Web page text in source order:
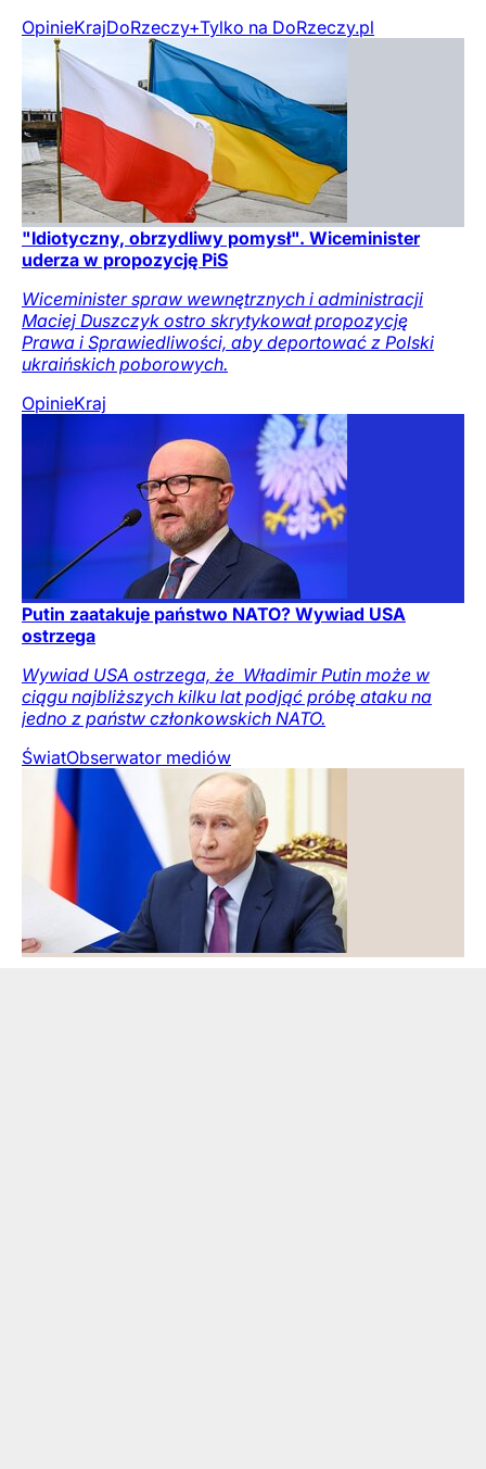
OpinieKrajDoRzeczy+Tylko na DoRzeczy.pl
"Idiotyczny, obrzydliwy pomysł". Wiceminister
uderza w propozycję PiS
Wiceminister spraw wewnętrznych i administracji
Maciej Duszczyk ostro skrytykował propozycję
Prawa i Sprawiedliwości, aby deportować z Polski
ukraińskich poborowych.
OpinieKraj
Putin zaatakuje państwo NATO? Wywiad USA
ostrzega
Wywiad USA ostrzega, że ​ Władimir Putin może w
ciągu najbliższych kilku lat podjąć próbę ataku na
jedno z państw członkowskich NATO.
ŚwiatObserwator mediów